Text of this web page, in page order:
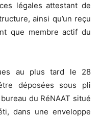
légales attestant de
ainsi qu’un reçu
que membre actif du
au plus tard le 28
déposées sous pli
du RéNAAT situé
dans une enveloppe